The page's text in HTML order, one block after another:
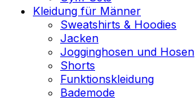
Kleidung für Männer
Sweatshirts & Hoodies
Jacken
Jogginghosen und Hosen
Shorts
Funktionskleidung
Bademode